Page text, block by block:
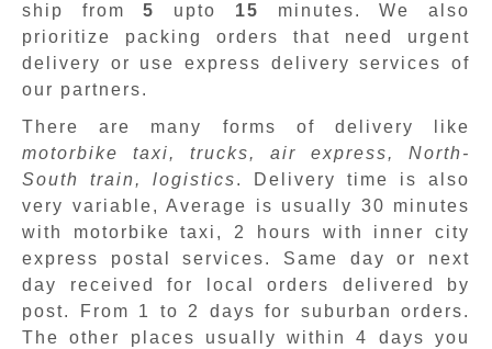
ship from5 upto 15 minutes.We also
prioritize packing orders that need urgent
delivery or use express delivery services of
our partners.
There are many forms of delivery like
motorbike taxi, trucks, air express, North-
South train, logistics. Delivery time is also
very variable, Average is usually 30 minutes
with motorbike taxi, 2 hours with inner city
express postal services. Same day or next
day received for local orders delivered by
post. From 1 to 2 days for suburban orders.
The other places usually within 4 days you